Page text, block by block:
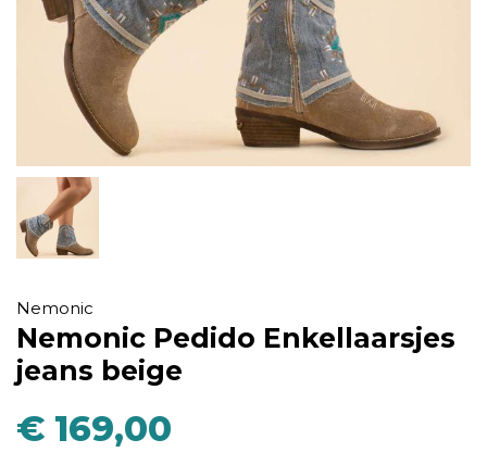
Nemonic
Nemonic Pedido Enkellaarsjes
jeans beige
€ 169,00